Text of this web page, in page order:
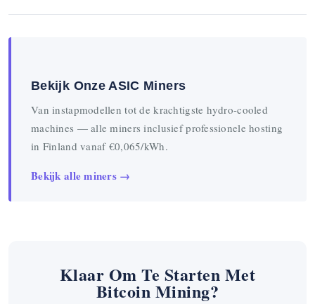
Bekijk Onze ASIC Miners
Van instapmodellen tot de krachtigste hydro-cooled
machines — alle miners inclusief professionele hosting
in Finland vanaf €0,065/kWh.
Bekijk alle miners →
Klaar Om Te Starten Met
Bitcoin Mining?